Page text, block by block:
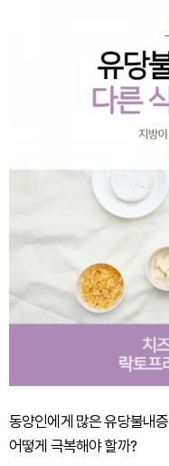
동양인에게 많은 유당불내증
어떻게 극복해야 할까?